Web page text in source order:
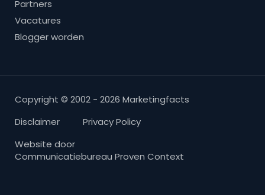
Partners
Vacatures
Blogger worden
Copyright © 2002 - 2026 Marketingfacts
Disclaimer
Privacy Policy
Website door
Communicatiebureau Proven Context